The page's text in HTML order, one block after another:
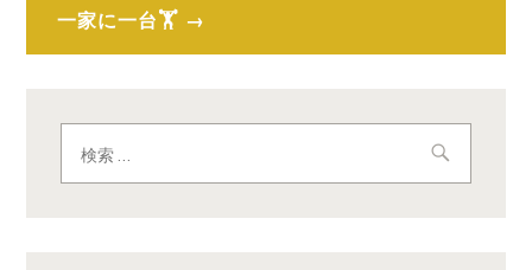
ナ
ビ
ゲ
一家に一台🏋️
索: